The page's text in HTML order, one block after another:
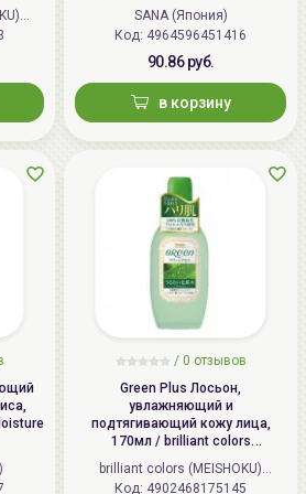
очищенную
средства кончиками
распределите
HADANOMY Collagen mist
SANA (Япония)
Код: 4964596451416
90.86 руб.
в корзину
/ 0 отзывов
Green Plus Лосьон,
увлажняющий и
подтягивающий кожу лица,
170мл / brilliant colors
(MEISHOKU) Green Plus Aloe
Astrinгent
brilliant colors (MEISHOKU)
(Япония)
Код: 4902468175145